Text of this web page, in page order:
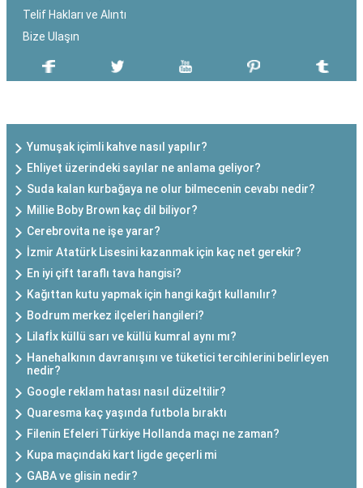
Telif Hakları ve Alıntı
Bize Ulaşın
Yumuşak içimli kahve nasıl yapılır?
Ehliyet üzerindeki sayılar ne anlama geliyor?
Suda kalan kurbağaya ne olur bilmecenin cevabı nedir?
Millie Boby Brown kaç dil biliyor?
Cerebrovita ne işe yarar?
İzmir Atatürk Lisesini kazanmak için kaç net gerekir?
En iyi çift taraflı tava hangisi?
Kağıttan kutu yapmak için hangi kağıt kullanılır?
Bodrum merkez ilçeleri hangileri?
Lilafİx küllü sarı ve küllü kumral aynı mı?
Hanehalkının davranışını ve tüketici tercihlerini belirleyen
nedir?
Google reklam hatası nasıl düzeltilir?
Quaresma kaç yaşında futbola bıraktı
Filenin Efeleri Türkiye Hollanda maçı ne zaman?
Kupa maçındaki kart ligde geçerli mi
GABA ve glisin nedir?